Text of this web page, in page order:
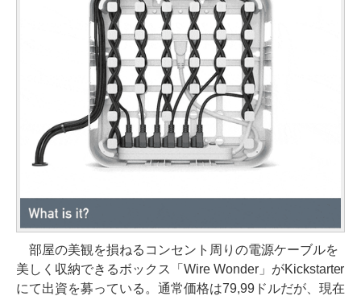
部屋の美観を損ねるコンセント周りの電源ケーブルを
美しく収納できるボックス「Wire Wonder」がKickstarter
にて出資を募っている。通常価格は79,99ドルだが、現在